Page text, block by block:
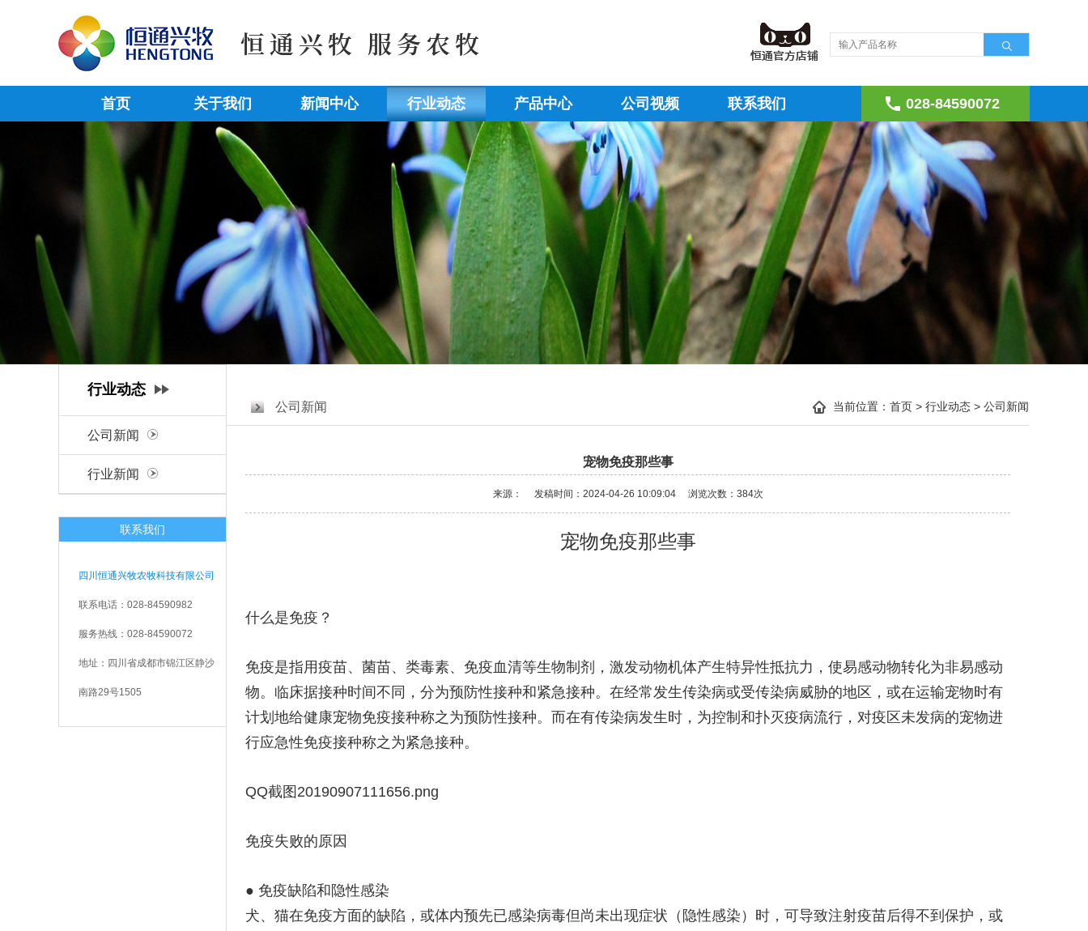
首页 关于我们 新闻中心 行业动态 产品中心 公司视频 联系我们 028-84590072
行业动态
公司新闻
行业新闻
联系我们
四川恒通兴牧农牧科技有限公司
联系电话：028-84590982
服务热线：028-84590072
地址：四川省成都市锦江区静沙
南路29号1505
公司新闻 当前位置： 首页 > 行业动态 > 公司新闻
宠物免疫那些事
来源： 发稿时间：2024-04-26 10:09:04 浏览次数： 384次
宠物免疫那些事
什么是免疫？
免疫是指用疫苗、菌苗、类毒素、免疫血清等生物制剂，激发动物机体产生特异性抵抗力，使易感动物转化为非易感动
物。临床据接种时间不同，分为预防性接种和紧急接种。在经常发生传染病或受传染病威胁的地区，或在运输宠物时有
计划地给健康宠物免疫接种称之为预防性接种。而在有传染病发生时，为控制和扑灭疫病流行，对疫区未发病的宠物进
行应急性免疫接种称之为紧急接种。
QQ截图20190907111656.png
免疫失败的原因
● 免疫缺陷和隐性感染
犬、猫在免疫方面的缺陷，或体内预先已感染病毒但尚未出现症状（隐性感染）时，可导致注射疫苗后得不到保护，或